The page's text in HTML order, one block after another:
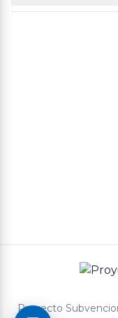
CHARCUTERIA
Aviso legal
Proyecto